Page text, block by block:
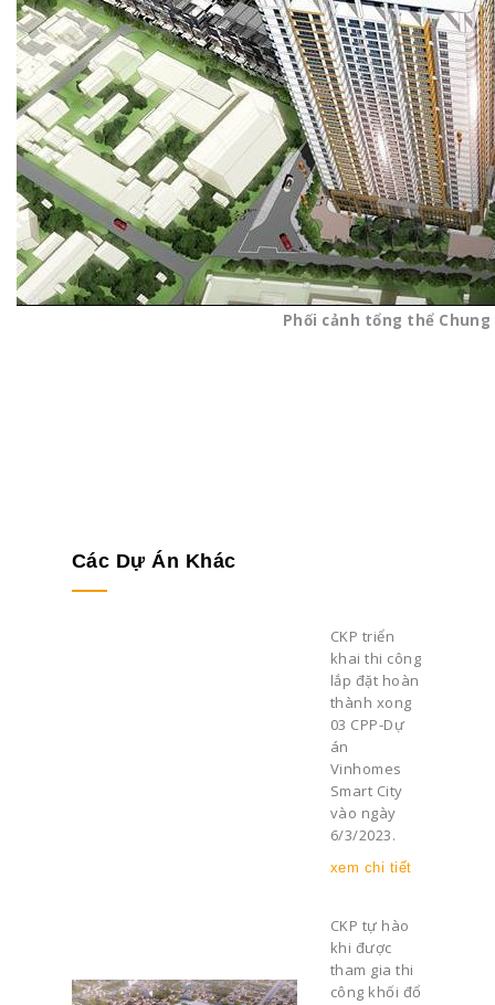
Phối cảnh tổng thể
Các Dự Án Khác
CKP triển
khai thi công
lắp đặt hoàn
thành xong
03 CPP-Dự
án
Vinhomes
Smart City
vào ngày
6/3/2023.
xem chi tiết
CKP tự hào
khi được
tham gia thi
công khối đổ